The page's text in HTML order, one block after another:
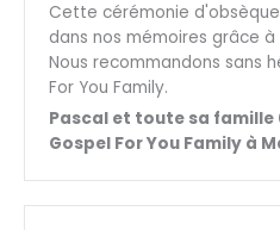
Cette cérémonie
dans nos mémoires grâce à
Nous recommandons sans
For You Family.
Pascal et toute sa
Gospel For You Family à